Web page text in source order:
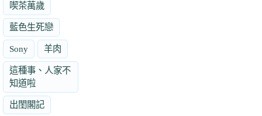
喫茶萬歲
藍色生死戀
Sony 羊肉
這種事、人家不
知道啦
出閨閣記